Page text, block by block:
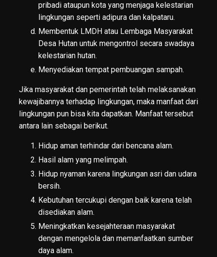
pribadi ataupun kota yang menjaga kelestarian
lingkungan seperti adipura dan kalpataru.
Membentuk LMDH atau Lembaga Masyarakat
Desa Hutan untuk mengontrol secara swadaya
kelestarian hutan.
Menyediakan tempat pembuangan sampah.
Jika masyarakat dan pemerintah telah melaksanakan
kewajibannya terhadap lingkungan, maka manfaat dari
lingkungan pun bisa kita dapatkan. Manfaat tersebut
antara lain sebagai berikut.
Hidup aman terhindar dari bencana alam.
Hasil alam yang melimpah.
Hidup nyaman karena lingkungan asri dan udara
bersih.
Kebutuhan tercukupi dengan baik karena telah
disediakan alam.
Meningkatkan kesejahteraan masyarakat
dengan mengelola dan memanfaatkan sumber
daya alam.